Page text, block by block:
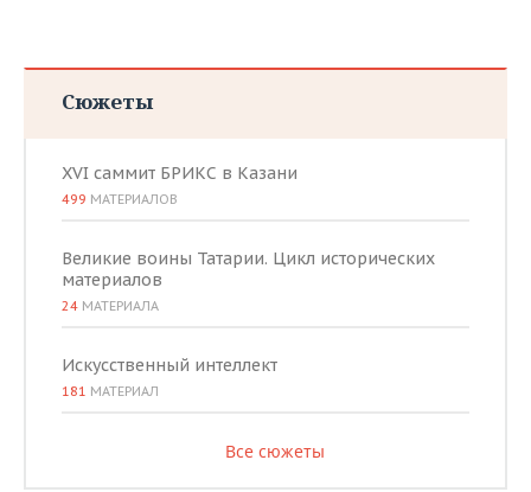
Сюжеты
XVI саммит БРИКС в Казани
499 МАТЕРИАЛОВ
Великие воины Татарии. Цикл исторических
материалов
24 МАТЕРИАЛА
Искусственный интеллект
181 МАТЕРИАЛ
Все сюжеты